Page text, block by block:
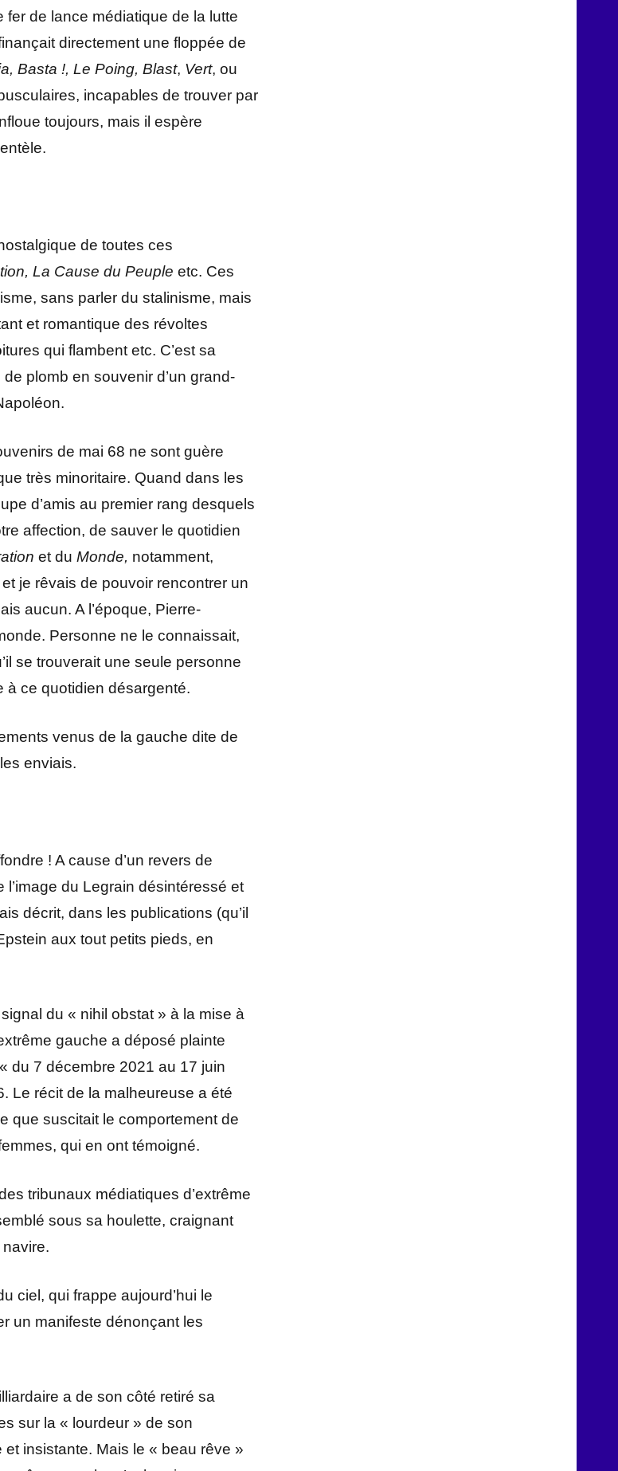
de lance médiatique de la lutte
directement une floppée de
Basta !, Le Poing, Blast, Vert, ou
incapables de trouver par
toujours, mais il espère
de toutes ces
La Cause du Peuple etc. Ces
sans parler du stalinisme, mais
et romantique des révoltes
qui flambent etc. C’est sa
plomb en souvenir d’un grand-
de mai 68 ne sont guère
très minoritaire. Quand dans les
d’amis au premier rang desquels
affection, de sauver le quotidien
et du Monde, notamment,
je rêvais de pouvoir rencontrer un
aucun. A l’époque, Pierre-
Personne ne le connaissait,
se trouverait une seule personne
à ce quotidien désargenté.
venus de la gauche dite de
enviais.
! A cause d’un revers de
du Legrain désintéressé et
décrit, dans les publications (qu’il
aux tout petits pieds, en
du « nihil obstat » à la mise à
gauche a déposé plainte
du 7 décembre 2021 au 17 juin
Le récit de la malheureuse a été
que suscitait le comportement de
qui en ont témoigné.
tribunaux médiatiques d’extrême
sous sa houlette, craignant
ciel, qui frappe aujourd’hui le
un manifeste dénonçant les
a de son côté retiré sa
sur la « lourdeur » de son
insistante. Mais le « beau rêve »